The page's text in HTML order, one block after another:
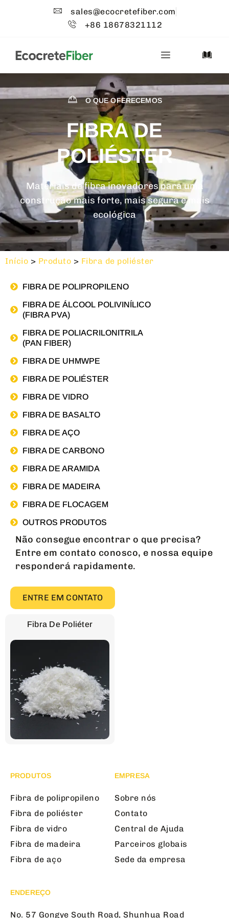
sales@ecocretefiber.com
+86 18678321112
O QUE OFERECEMOS
FIBRA DE
POLIÉSTER
Materiais de fibra inovadores para uma
construção mais forte, mais segura e mais
ecológica
Início > Produto > Fibra de poliéster
FIBRA DE POLIPROPILENO
FIBRA DE ÁLCOOL POLIVINÍLICO
(FIBRA PVA)
FIBRA DE POLIACRILONITRILA
(PAN FIBER)
FIBRA DE UHMWPE
FIBRA DE POLIÉSTER
FIBRA DE VIDRO
FIBRA DE BASALTO
FIBRA DE AÇO
FIBRA DE CARBONO
FIBRA DE ARAMIDA
FIBRA DE MADEIRA
FIBRA DE FLOCAGEM
OUTROS PRODUTOS
Não consegue encontrar o que precisa?
Entre em contato conosco, e nossa equipe
responderá rapidamente.
ENTRE EM CONTATO
Fibra De Poliéter
PRODUTOS
Fibra de polipropileno
Fibra de poliéster
Fibra de vidro
Fibra de madeira
Fibra de aço
EMPRESA
Sobre nós
Contato
Central de Ajuda
Parceiros globais
Sede da empresa
ENDEREÇO
No. 57 Gongye South Road, Shunhua Road